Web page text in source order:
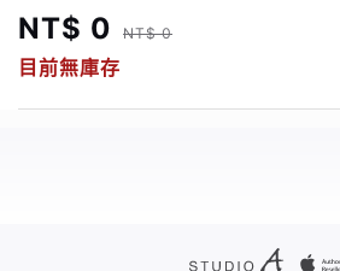
NT$ 0 NT$ 0
目前無庫存